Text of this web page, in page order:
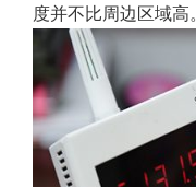
度并不比周边区域高。